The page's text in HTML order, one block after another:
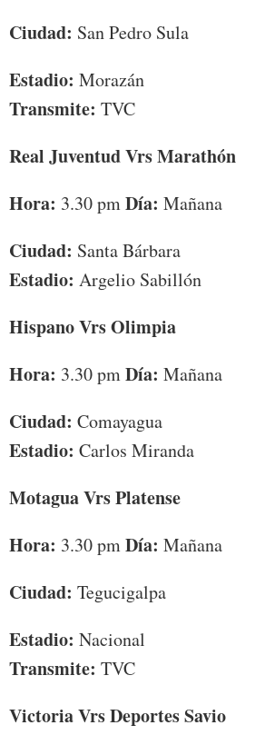
Ciudad: San Pedro Sula
Estadio: Morazán
Transmite: TVC
Real Juventud Vrs Marathón
Hora: 3.30 pmDía: Mañana
Ciudad: Santa Bárbara
Estadio: Argelio Sabillón
Hispano Vrs Olimpia
Hora: 3.30 pmDía: Mañana
Ciudad: Comayagua
Estadio: Carlos Miranda
Motagua Vrs Platense
Hora: 3.30 pmDía: Mañana
Ciudad: Tegucigalpa
Estadio: Nacional
Transmite: TVC
Victoria Vrs Deportes Savio